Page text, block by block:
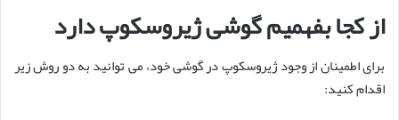
از کجا بفهمیم گوشی ژیروسکوپ دارد
برای اطمینان از وجود ژیروسکوپ در گوشی خود، می توانید به دو روش زیر
اقدام کنید: